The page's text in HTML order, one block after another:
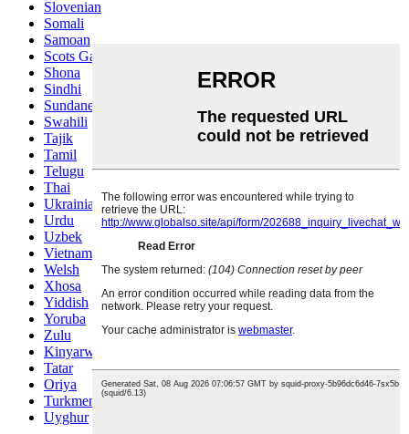
Slovenian
Somali
Samoan
Scots Gaelic
Shona
Sindhi
Sundanese
Swahili
Tajik
Tamil
Telugu
Thai
Ukrainian
Urdu
Uzbek
Vietnamese
Welsh
Xhosa
Yiddish
Yoruba
Zulu
Kinyarwanda
Tatar
Oriya
Turkmen
Uyghur